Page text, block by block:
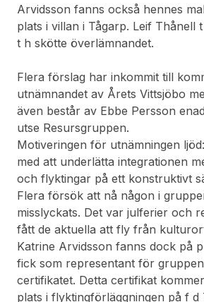
Arvidsson fanns också hennes
plats i villan i Tågarp. Leif Thånell
t h skötte överlämnandet.
Flera förslag har inkommit till
utnämnandet av Årets Vittsjöbo
även består av Ebbe Persson
utse Resursgruppen.
Motiveringen för utnämningen
med att underlätta integrationen
och flyktingar på ett konstruktivt
Flera försök att nå någon i
misslyckats. Det var julferier och
fått de aktuella att fly från
Katrine Arvidsson fanns dock på
fick som representant för
certifikatet. Detta certifikat
plats i flyktingförläggningen på f d